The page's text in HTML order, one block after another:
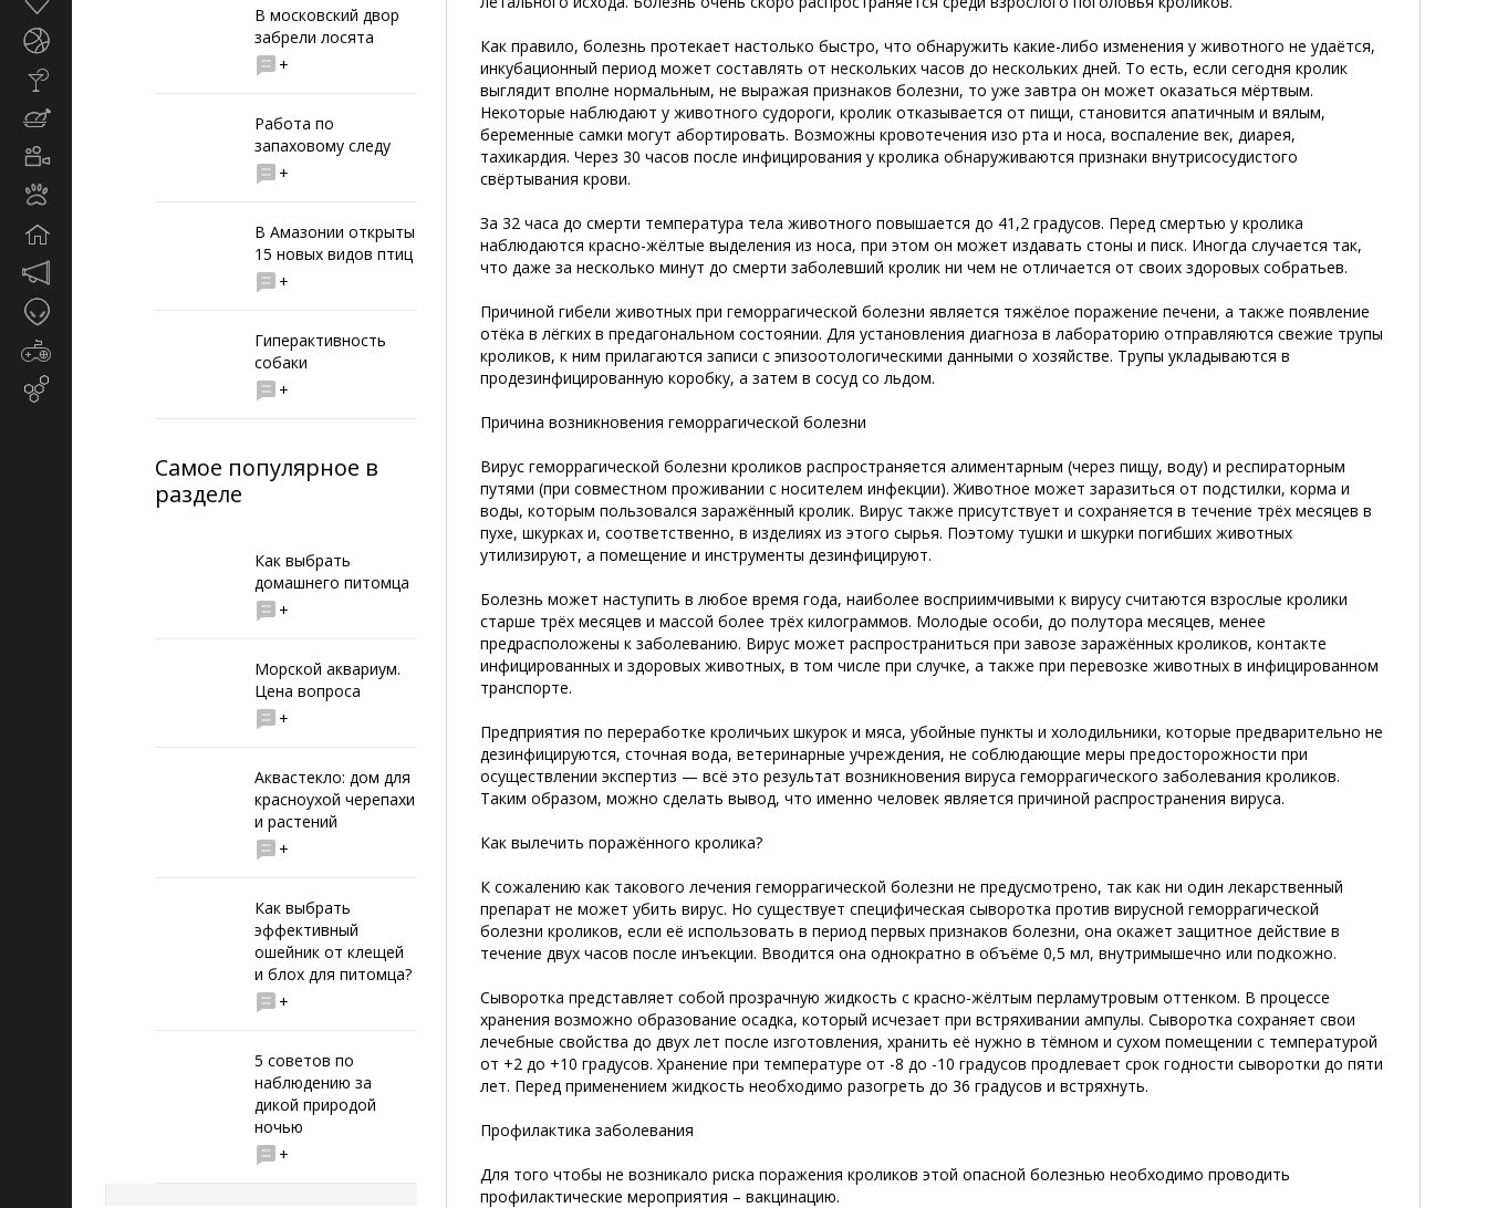
В московский двор
забрели лосята
+
Работа по
запаховому следу
+
В Амазонии открыты
15 новых видов птиц
+
Гиперактивность
собаки
+
Самое популярное в
разделе
Как выбрать
домашнего питомца
+
Морской аквариум.
Цена вопроса
+
Аквастекло: дом для
красноухой черепахи
и растений
+
Как выбрать
эффективный
ошейник от клещей
и блох для питомца?
+
5 советов по
наблюдению за
дикой природой
ночью
+
Как правило, болезнь протекает настолько быстро, что обнаружить какие-либо изменения у животного не удаётся,
инкубационный период может составлять от нескольких часов до нескольких дней. То есть, если сегодня кролик
выглядит вполне нормальным, не выражая признаков болезни, то уже завтра он может оказаться мёртвым.
Некоторые наблюдают у животного судороги, кролик отказывается от пищи, становится апатичным и вялым,
беременные самки могут абортировать. Возможны кровотечения изо рта и носа, воспаление век, диарея,
тахикардия. Через 30 часов после инфицирования у кролика обнаруживаются признаки внутрисосудистого
свёртывания крови.
За 32 часа до смерти температура тела животного повышается до 41,2 градусов. Перед смертью у кролика
наблюдаются красно-жёлтые выделения из носа, при этом он может издавать стоны и писк. Иногда случается так,
что даже за несколько минут до смерти заболевший кролик ни чем не отличается от своих здоровых собратьев.
Причиной гибели животных при геморрагической болезни является тяжёлое поражение печени, а также появление
отёка в лёгких в предагональном состоянии. Для установления диагноза в лабораторию отправляются свежие трупы
кроликов, к ним прилагаются записи с эпизоотологическими данными о хозяйстве. Трупы укладываются в
продезинфицированную коробку, а затем в сосуд со льдом.
Причина возникновения геморрагической болезни
Вирус геморрагической болезни кроликов распространяется алиментарным (через пищу, воду) и респираторным
путями (при совместном проживании с носителем инфекции). Животное может заразиться от подстилки, корма и
воды, которым пользовался заражённый кролик. Вирус также присутствует и сохраняется в течение трёх месяцев в
пухе, шкурках и, соответственно, в изделиях из этого сырья. Поэтому тушки и шкурки погибших животных
утилизируют, а помещение и инструменты дезинфицируют.
Болезнь может наступить в любое время года, наиболее восприимчивыми к вирусу считаются взрослые кролики
старше трёх месяцев и массой более трёх килограммов. Молодые особи, до полутора месяцев, менее
предрасположены к заболеванию. Вирус может распространиться при завозе заражённых кроликов, контакте
инфицированных и здоровых животных, в том числе при случке, а также при перевозке животных в инфицированном
транспорте.
Предприятия по переработке кроличьих шкурок и мяса, убойные пункты и холодильники, которые предварительно не
дезинфицируются, сточная вода, ветеринарные учреждения, не соблюдающие меры предосторожности при
осуществлении экспертиз — всё это результат возникновения вируса геморрагического заболевания кроликов.
Таким образом, можно сделать вывод, что именно человек является причиной распространения вируса.
Как вылечить поражённого кролика?
К сожалению как такового лечения геморрагической болезни не предусмотрено, так как ни один лекарственный
препарат не может убить вирус. Но существует специфическая сыворотка против вирусной геморрагической
болезни кроликов, если её использовать в период первых признаков болезни, она окажет защитное действие в
течение двух часов после инъекции. Вводится она однократно в объёме 0,5 мл, внутримышечно или подкожно.
Сыворотка представляет собой прозрачную жидкость с красно-жёлтым перламутровым оттенком. В процессе
хранения возможно образование осадка, который исчезает при встряхивании ампулы. Сыворотка сохраняет свои
лечебные свойства до двух лет после изготовления, хранить её нужно в тёмном и сухом помещении с температурой
от +2 до +10 градусов. Хранение при температуре от -8 до -10 градусов продлевает срок годности сыворотки до пяти
лет. Перед применением жидкость необходимо разогреть до 36 градусов и встряхнуть.
Профилактика заболевания
Для того чтобы не возникало риска поражения кроликов этой опасной болезнью необходимо проводить
профилактические мероприятия – вакцинацию.